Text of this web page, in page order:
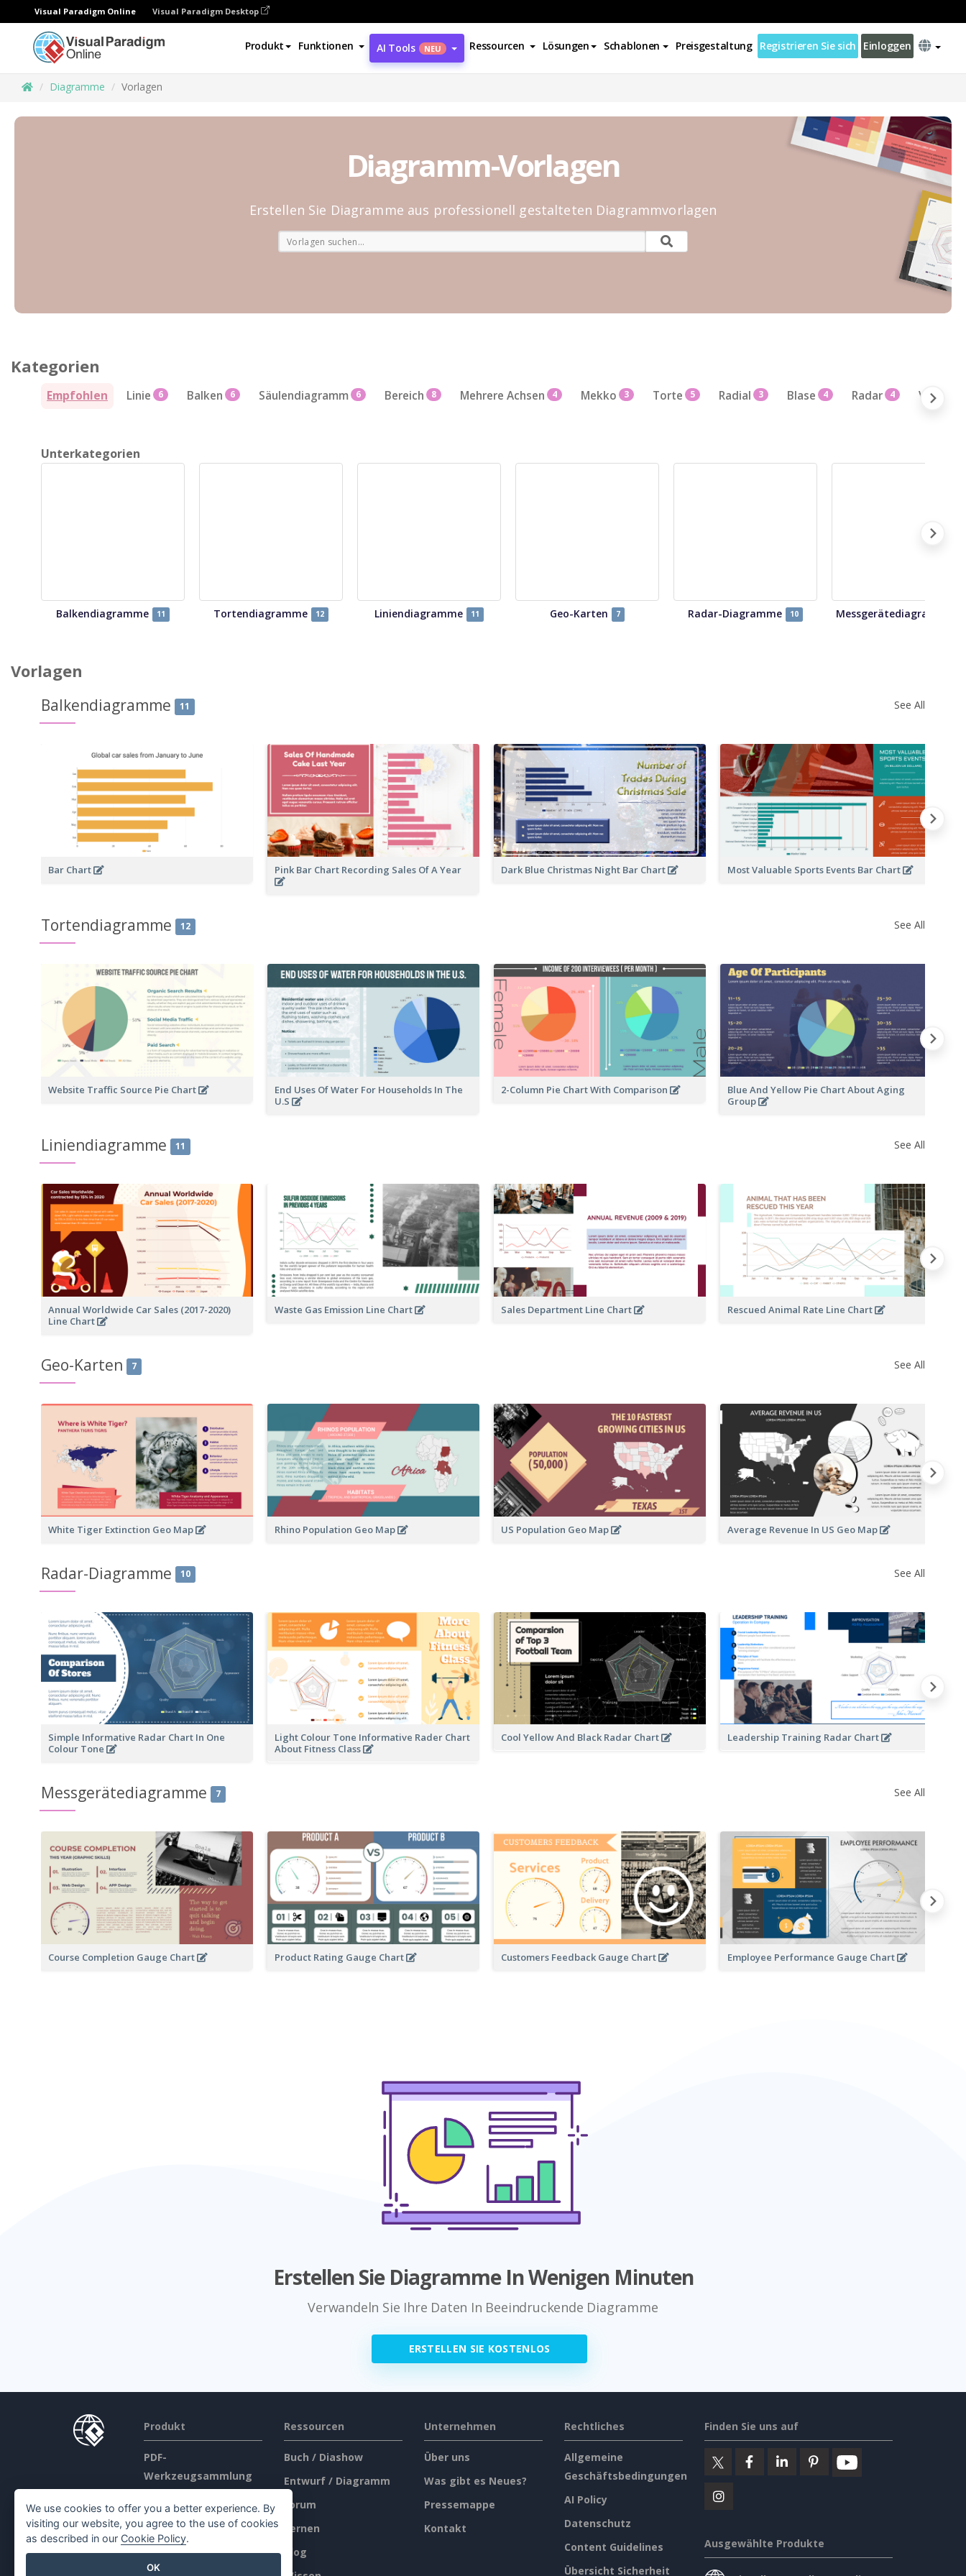
Visual Paradigm Online Visual Paradigm Desktop
Produkt Funktionen AI Tools NEU Ressourcen Lösungen Schablonen Preisgestaltung Registrieren Sie sich Einloggen
Diagramme Vorlagen
Diagramm-Vorlagen
Erstellen Sie Diagramme aus professionell gestalteten Diagrammvorlagen
Kategorien
Empfohlen Linie 6 Balken 6 Säulendiagramm 6 Bereich 8 Mehrere Achsen 4 Mekko 3 Torte 5 Radial 3 Blase 4 Radar 4
Unterkategorien
Balkendiagramme 11 Tortendiagramme 12 Liniendiagramme 11 Geo-Karten 7 Radar-Diagramme 10 Messgerätediagramme
Vorlagen
Balkendiagramme 11 See All
Bar Chart Pink Bar Chart Recording Sales Of A Year Dark Blue Christmas Night Bar Chart Most Valuable Sports Events Bar Chart
Tortendiagramme 12 See All
Website Traffic Source Pie Chart
End Uses Of Water For Households In The
U.S
2-Column Pie Chart With Comparison
Blue And Yellow Pie Chart About Aging
Group
Liniendiagramme 11 See All
Annual Worldwide Car Sales (2017-2020)
Line Chart
Waste Gas Emission Line Chart Sales Department Line Chart Rescued Animal Rate Line Chart
Geo-Karten 7 See All
White Tiger Extinction Geo Map Rhino Population Geo Map US Population Geo Map Average Revenue In US Geo Map
Radar-Diagramme 10 See All
Simple Informative Radar Chart In One
Colour Tone
Light Colour Tone Informative Rader Chart
About Fitness Class
Cool Yellow And Black Radar Chart Leadership Training Radar Chart
Messgerätediagramme 7 See All
Course Completion Gauge Chart Product Rating Gauge Chart Customers Feedback Gauge Chart Employee Performance Gauge Chart
Erstellen Sie Diagramme In Wenigen Minuten
Verwandeln Sie Ihre Daten In Beeindruckende Diagramme
ERSTELLEN SIE KOSTENLOS
Produkt
PDF-
Werkzeugsammlung
Hersteller
Diagramm-Macher
Grafik-Design-Tool
Ressourcen
Buch / Diashow
Entwurf / Diagramm
Forum
Lernen
Blog
Unternehmen
Über uns
Was gibt es Neues?
Pressemappe
Kontakt
Rechtliches
Allgemeine
Geschäftsbedingungen
AI Policy
Datenschutz
Content Guidelines
Übersicht Sicherheit
Finden Sie uns auf
Ausgewählte Produkte
We use cookies to offer you a better experience. By
visiting our website, you agree to the use of cookies
as described in our Cookie Policy.
OK